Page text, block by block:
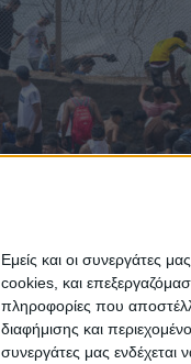
Εμείς και οι συνεργάτες
cookies, και
πληροφορίες που
διαφήμισης και
συνεργάτες μας ενδέχεται